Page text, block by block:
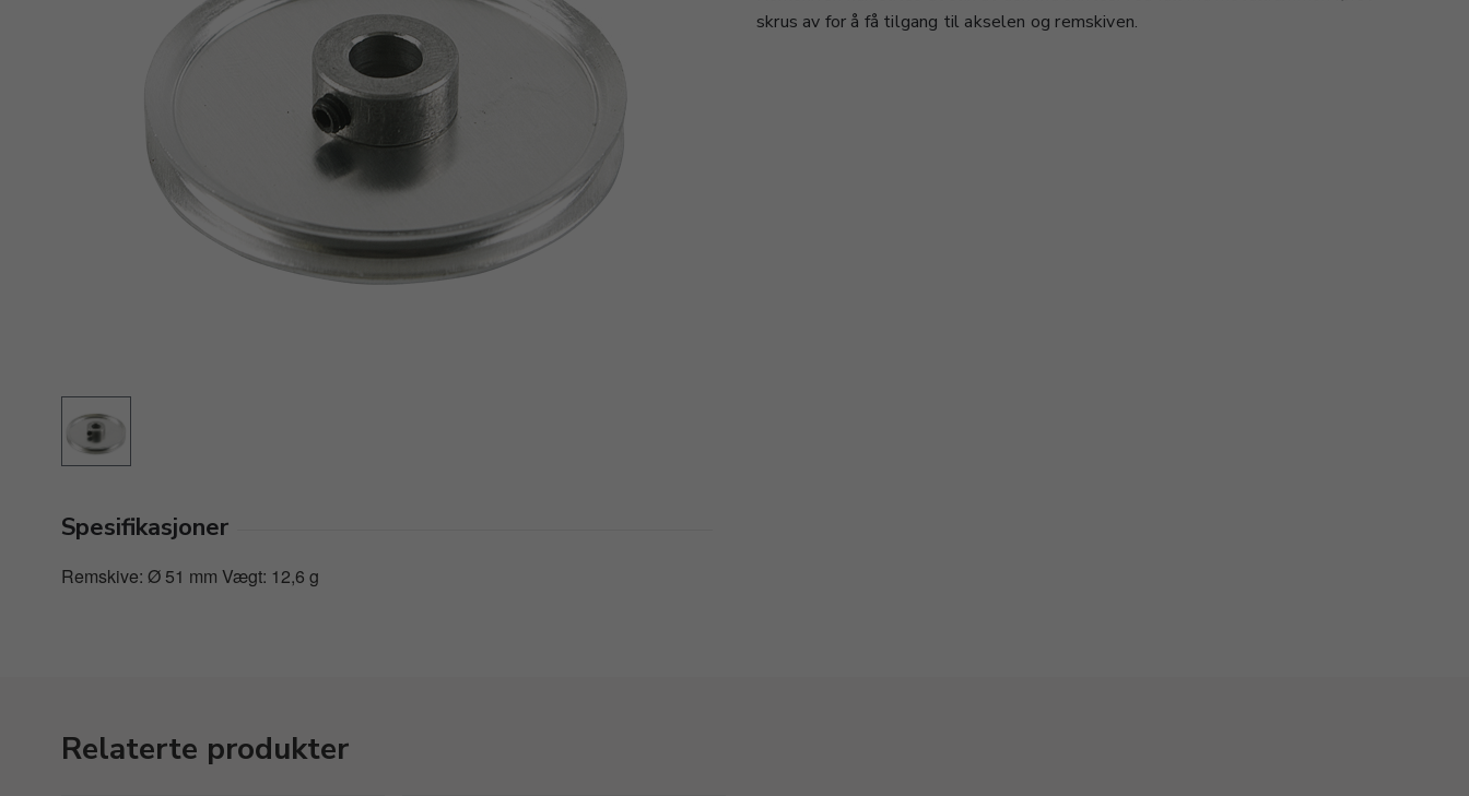
skrus av for å få tilgang til akselen og remskiven.
Spesifikasjoner
Remskive: Ø 51 mm Vægt: 12,6 g
Relaterte produkter